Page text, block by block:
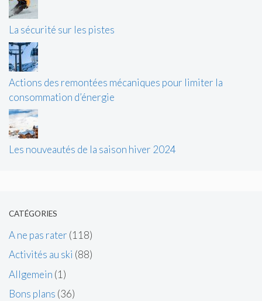
La sécurité sur les pistes
Actions des remontées mécaniques pour limiter la
consommation d’énergie
Les nouveautés de la saison hiver 2024
CATÉGORIES
A ne pas rater (118)
Activités au ski (88)
Allgemein (1)
Bons plans (36)